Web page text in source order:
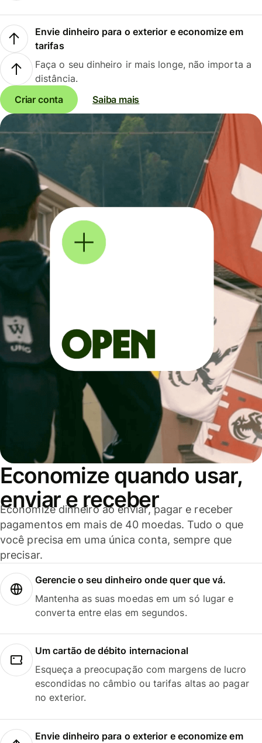
Envie dinheiro para o exterior e economize em
tarifas
Faça o seu dinheiro ir mais longe, não importa a
distância.
Criar conta
Saiba mais
Economize quando usar,
enviar e receber
Economize dinheiro ao enviar, pagar e receber
pagamentos em mais de 40 moedas. Tudo o que
você precisa em uma única conta, sempre que
precisar.
Gerencie o seu dinheiro onde quer que vá.
Mantenha as suas moedas em um só lugar e
converta entre elas em segundos.
Um cartão de débito internacional
Esqueça a preocupação com margens de lucro
escondidas no câmbio ou tarifas altas ao pagar
no exterior.
Envie dinheiro para o exterior e economize em